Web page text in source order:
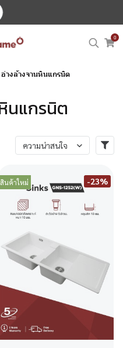
0
อ่างล้างจานหินแกรนิต
นแกรนิต
ความน่าสนใจ
สินค้าใหม่ -23%